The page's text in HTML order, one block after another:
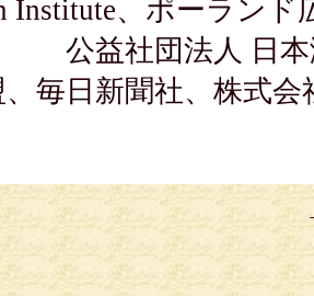
Institute、ポーランド
団法人 日本演奏
毎日新聞社、株式